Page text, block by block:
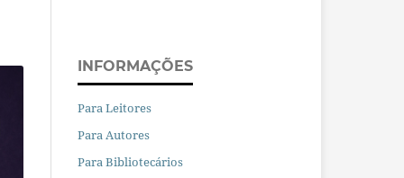
INFORMAÇÕES
Para Leitores
Para Autores
Para Bibliotecários